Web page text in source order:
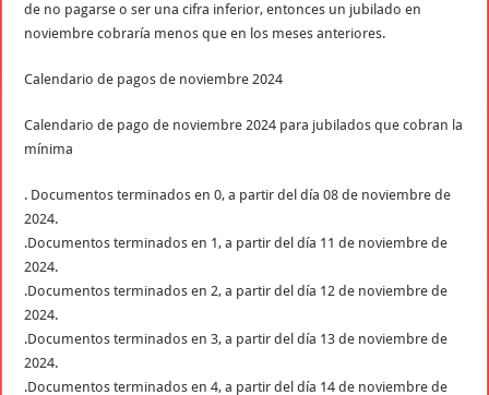
de no pagarse o ser una cifra inferior, entonces un jubilado en
noviembre cobraría menos que en los meses anteriores.
Calendario de pagos de noviembre 2024
Calendario de pago de noviembre 2024 para jubilados que cobran la
mínima
. Documentos terminados en 0, a partir del día 08 de noviembre de
2024.
.Documentos terminados en 1, a partir del día 11 de noviembre de
2024.
.Documentos terminados en 2, a partir del día 12 de noviembre de
2024.
.Documentos terminados en 3, a partir del día 13 de noviembre de
2024.
.Documentos terminados en 4, a partir del día 14 de noviembre de